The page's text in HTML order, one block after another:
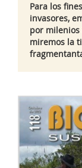
Para los
invasores,
por
miremos la